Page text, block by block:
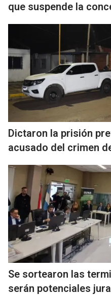
que suspende la
Dictaron la prisión
acusado del crimen
Se sortearon las
serán potenciales